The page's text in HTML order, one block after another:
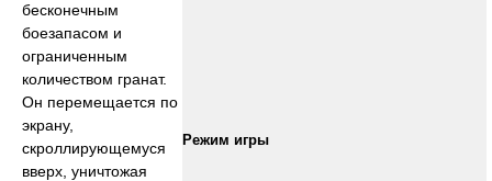
Режим игры
бесконечным
боезапасом и
ограниченным
количеством гранат.
Он перемещается по
экрану,
скроллирующемуся
вверх, уничтожая